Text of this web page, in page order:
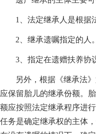
1、法定继承人是根据
2、继承遗嘱指定的人。
3、指定在遗赠扶养协
另外，根据《继承法
应保留胎儿的继承份额。
额应按照法定继承程序进
任务是确定继承权的主体